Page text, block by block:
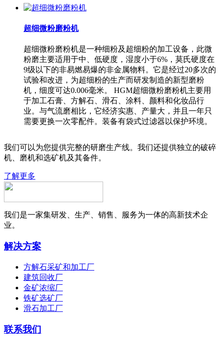
超细微粉磨粉机
超细微粉磨粉机是一种细粉及超细粉的加工设备，此微
粉磨主要适用于中、低硬度，湿度小于6%，莫氏硬度在
9级以下的非易燃易爆的非金属物料。它是经过20多次的
试验和改进，为超细粉的生产而研发制造的新型磨粉
机，细度可达0.006毫米。 HGM超细微粉磨粉机主要用
于加工石膏、方解石、滑石、涂料、颜料和化妆品行
业。与气流磨相比，它经济实惠、产量大，并且一年只
需要更换一次零配件。装备有袋式过滤器以保护环境。
我们可以为您提供完整的研磨生产线。我们还提供独立的破碎
机、磨机和选矿机及其备件。
了解更多
我们是一家集研发、生产、销售、服务为一体的高新技术企
业。
解决方案
方解石采矿和加工厂
建筑回收厂
金矿浓缩厂
铁矿选矿厂
滑石加工厂
联系我们